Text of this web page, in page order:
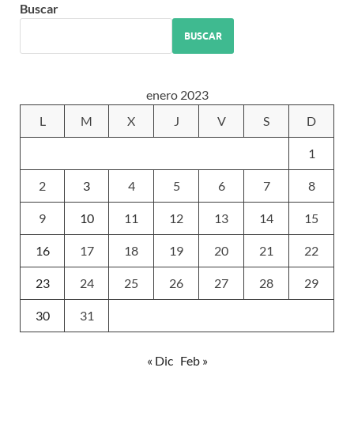
Buscar
BUSCAR
enero 2023
L
M X J V S D
1
2 3 4 5 6 7 8
9 10 11 12 13 14 15
16 17 18 19 20 21 22
23 24 25 26 27 28 29
30 31
« Dic Feb »